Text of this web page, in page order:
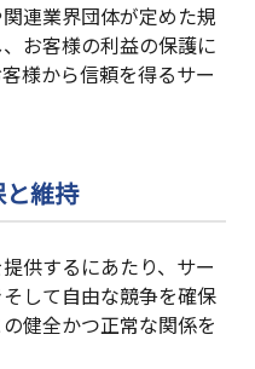
連業界団体が定めた規
お客様の利益の保護に
様から信頼を得るサー
維持
供するにあたり、サー
して自由な競争を確保
健全かつ正常な関係を